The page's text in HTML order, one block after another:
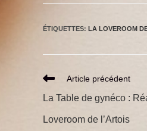
la
ÉTIQUETTES: LA LOVEROOM
Read
Articles
Article précédent
La Table de gynéco :
Loveroom de l’Artois